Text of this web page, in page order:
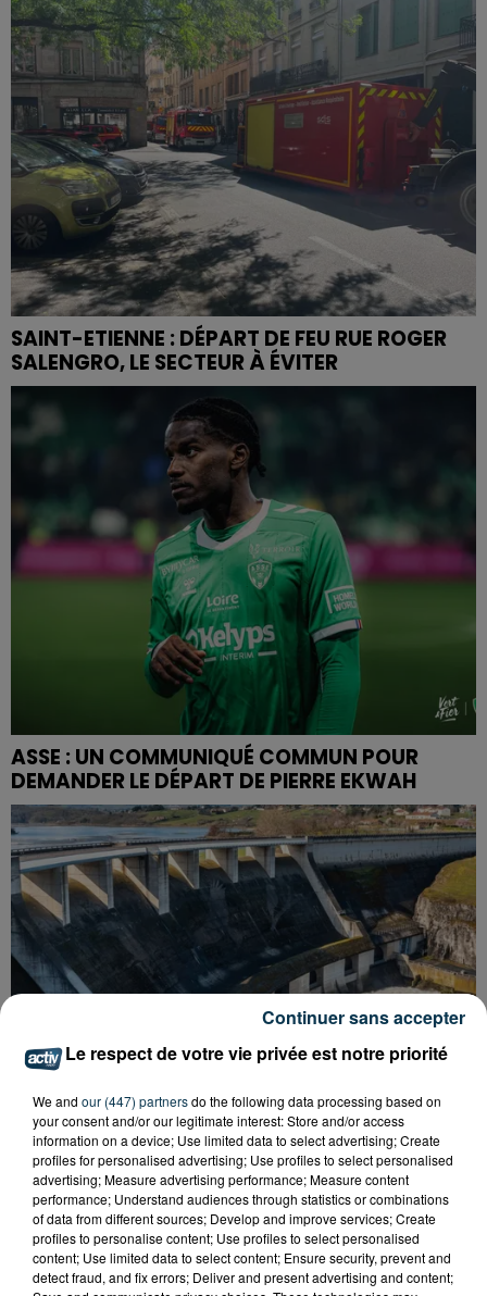
SAINT-ETIENNE : DÉPART DE FEU RUE ROGER
SALENGRO, LE SECTEUR À ÉVITER
ASSE : UN COMMUNIQUÉ COMMUN POUR
DEMANDER LE DÉPART DE PIERRE EKWAH
CYANOBACTÉRIES : LE PRÉFÊT PREND UN
ARRÊTÉ POUR LES ACTIVITÉS DE...
Le respect de votre vie privée est notre priorité
We and our (447) partnersdo the following data processing based on
your consent and/or our legitimate interest: Store and/or access
information on a device; Use limited data to select advertising; Create
profiles for personalised advertising; Use profiles to select personalised
advertising; Measure advertising performance; Measure content
performance; Understand audiences through statistics or combinations
of data from different sources; Develop and improve services; Create
profiles to personalise content; Use profiles to select personalised
content; Use limited data to select content; Ensure security, prevent and
detect fraud, and fix errors; Deliver and present advertising and content;
Continuer sans accepter